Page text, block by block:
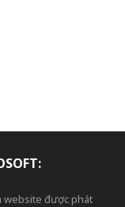
website được phát